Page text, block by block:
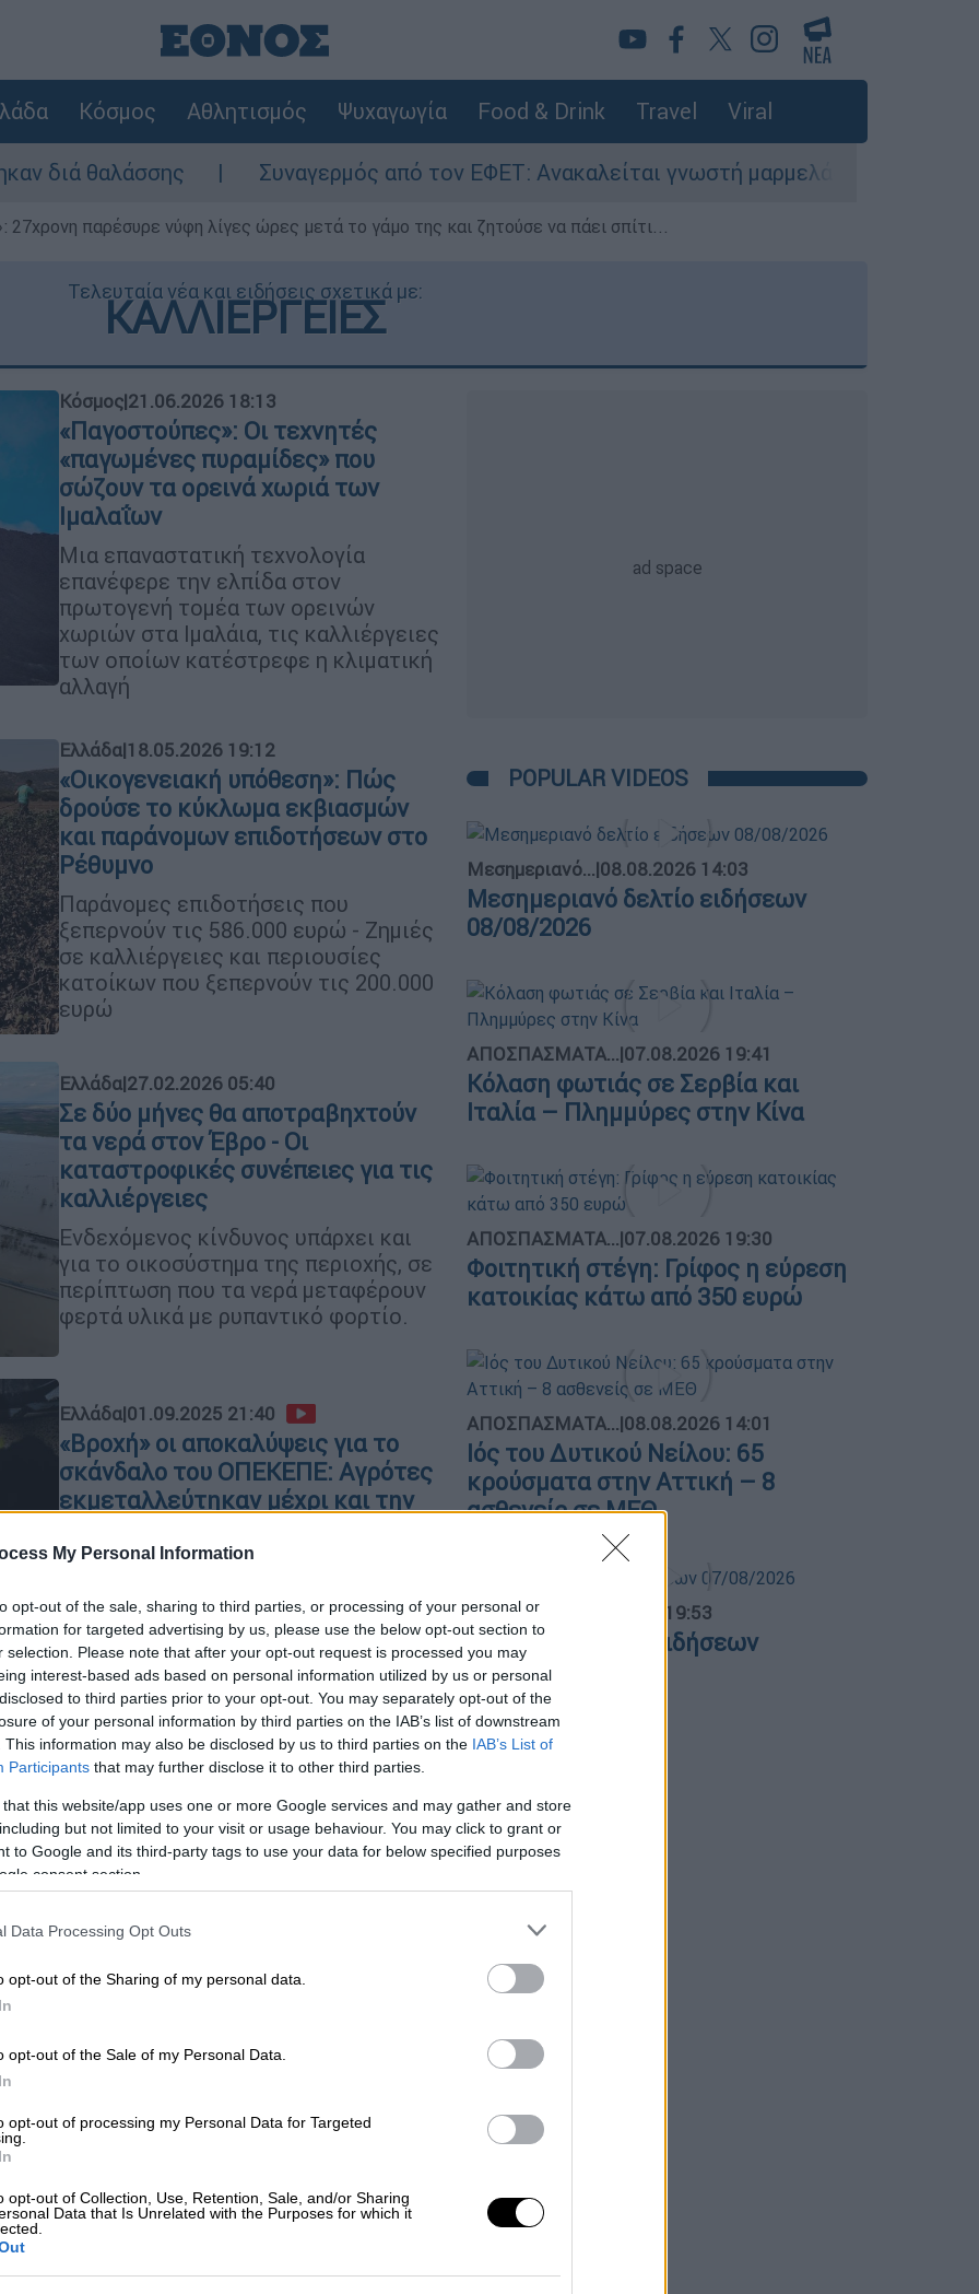
My Personal Information
opt-out of the sale, sharing to third parties, or processing of your personal or
for targeted advertising by us, please use the below opt-out section to
selection. Please note that after your opt-out request is processed you may
interest-based ads based on personal information utilized by us or personal
to third parties prior to your opt-out. You may separately opt-out of the
of your personal information by third parties on the IAB’s list of downstream
This information may also be disclosed by us to third parties on the IAB’s List of
Participants that may further disclose it to other third parties.
that this website/app uses one or more Google services and may gather and store
but not limited to your visit or usage behaviour. You may click to grant or
to Google and its third-party tags to use your data for below specified purposes
consent section.
Data Processing Opt Outs
opt-out of the Sharing of my personal data.
opt-out of the Sale of my Personal Data.
opt-out of processing my Personal Data for Targeted
opt-out of Collection, Use, Retention, Sale, and/or Sharing
Data that Is Unrelated with the Purposes for which it
Κόσμος Αθλητισμός Ψυχαγωγία Food & Drink Travel Viral
Συναγερμός από τον ΕΦΕΤ: Ανακαλείται γνωστή μαρμελάδα - Κίνδυνος θραύσης στη
παρέσυρε νύφη λίγες ώρες μετά το γάμο της και ζητούσε να πάει σπίτι...
Τελευταία νέα και ειδήσεις σχετικά με:
ΚΑΛΛΙΕΡΓΕΙΕΣ
Κόσμος|21.06.2026 18:13
«Παγοστούπες»: Οι τεχνητές
«παγωμένες πυραμίδες» που
σώζουν τα ορεινά χωριά των
Ιμαλαΐων
Μια επαναστατική τεχνολογία
επανέφερε την ελπίδα στον
πρωτογενή τομέα των ορεινών
χωριών στα Ιμαλάια, τις καλλιέργειες
των οποίων κατέστρεφε η κλιματική
αλλαγή
Ελλάδα|18.05.2026 19:12
«Οικογενειακή υπόθεση»: Πώς
δρούσε το κύκλωμα εκβιασμών
και παράνομων επιδοτήσεων στο
Ρέθυμνο
Παράνομες επιδοτήσεις που
ξεπερνούν τις 586.000 ευρώ - Ζημιές
σε καλλιέργειες και περιουσίες
κατοίκων που ξεπερνούν τις 200.000
ευρώ
Ελλάδα|27.02.2026 05:40
Σε δύο μήνες θα αποτραβηχτούν
τα νερά στον Έβρο - Οι
καταστροφικές συνέπειες για τις
καλλιέργειες
Ενδεχόμενος κίνδυνος υπάρχει και
για το οικοσύστημα της περιοχής, σε
περίπτωση που τα νερά μεταφέρουν
φερτά υλικά με ρυπαντικό φορτίο.
Ελλάδα|01.09.2025 21:40
«Βροχή» οι αποκαλύψεις για το
σκάνδαλο του ΟΠΕΚΕΠΕ: Αγρότες
εκμεταλλεύτηκαν μέχρι και την
Έναν μήνα μετά τη θεομηνία Daniel
εκτάσεις βιομηχανική ντομάτα
Κόσμος|27.04.2025 06:40
Ο παγετός «δάγκωσε» τις
Ακριβαίνουν φρούτα και
φουντούκια
Ένα από τα σφοδρότερα ψυχρά
έπληξε την γειτονική χώρα
Όλο το σχέδιο για την ενίσχυση
καλλιεργειών - Με 600 εκ. ευρώ
600 εκατ. ευρώ για θερμοκηπιακές
POPULAR VIDEOS
Μεσημεριανό...|08.08.2026 14:03
Μεσημεριανό δελτίο ειδήσεων
08/08/2026
ΑΠΟΣΠΑΣΜΑΤΑ...|07.08.2026 19:41
Κόλαση φωτιάς σε Σερβία και
Ιταλία – Πλημμύρες στην Κίνα
ΑΠΟΣΠΑΣΜΑΤΑ...|07.08.2026 19:30
Φοιτητική στέγη: Γρίφος η εύρεση
κατοικίας κάτω από 350 ευρώ
ΑΠΟΣΠΑΣΜΑΤΑ...|08.08.2026 14:01
Ιός του Δυτικού Νείλου: 65
κρούσματα στην Αττική – 8
ασθενείς σε ΜΕΘ
Κεντρικό... 07.08.2026 19:53
Κεντρικό δελτίο ειδήσεων
07/08/2026